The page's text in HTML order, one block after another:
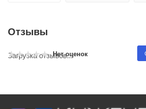
Отзывы
Нет оценок
Загрузка отзывов...